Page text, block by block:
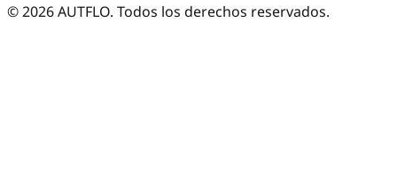
©2026AUTFLO. Todos los derechos reservados.